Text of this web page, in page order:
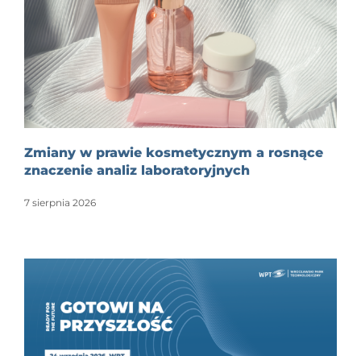
Zmiany w prawie kosmetycznym a rosnące
znaczenie analiz laboratoryjnych
7 sierpnia 2026